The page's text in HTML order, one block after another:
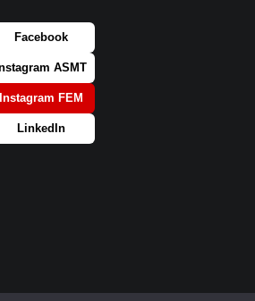
Facebook
ASMT
Instagram FEM
LinkedIn